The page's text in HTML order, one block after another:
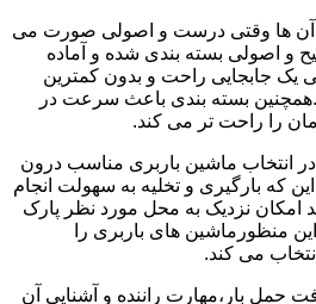
آن ها وقتی درست و اصولی صورت می
و اصولی بسته بندی شده و آماده
یک جابجایی راحت و بدون کمترین
بسته بندی باعث سرعت در
را راحت تر می کند.
انتخاب ماشین باربری مناسب درون
که بارگیری و تخلیه به سهولت انجام
امکان نزدیک به محل مورد نظر پارک
منظورماشین های باربری را
می کند.
بار،مهارت راننده و آشنایی آن